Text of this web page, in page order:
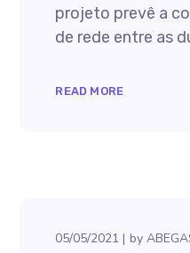
projeto prevê a
de rede entre as
READ MORE
05/05/2021 by